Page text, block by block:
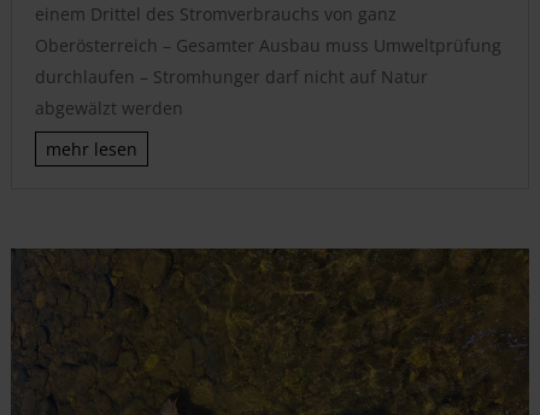
einem Drittel des Stromverbrauchs von ganz
Oberösterreich – Gesamter Ausbau muss Umweltprüfung
durchlaufen – Stromhunger darf nicht auf Natur
abgewälzt werden
mehr lesen